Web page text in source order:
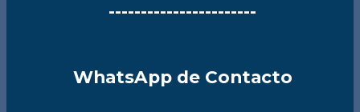
-----------------------
WhatsApp de Contacto